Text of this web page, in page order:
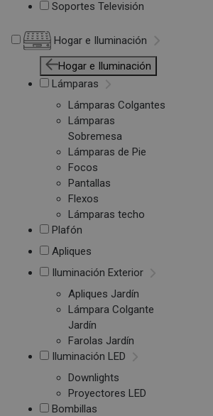
Soportes Televisión
Hogar e Iluminación
Hogar e Iluminación
Lámparas
Lámparas Colgantes
Lámparas
Sobremesa
Lámparas de Pie
Focos
Pantallas
Flexos
Lámparas techo
Plafón
Apliques
Iluminación Exterior
Apliques Jardín
Lámpara Colgante
Jardín
Farolas Jardín
Iluminación LED
Downlights
Proyectores LED
Bombillas